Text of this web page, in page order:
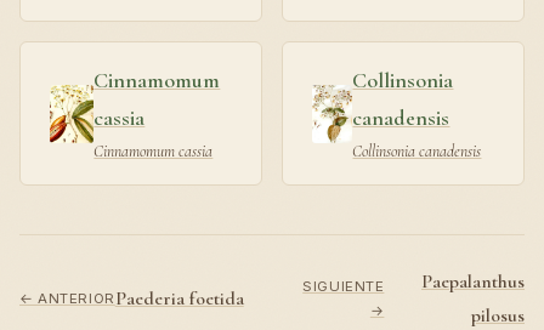
Cinnamomum
cassia
Cinnamomum cassia
Collinsonia
canadensis
Collinsonia canadensis
← ANTERIORPaederia foetida
SIGUIENTE
→
Paepalanthus
pilosus